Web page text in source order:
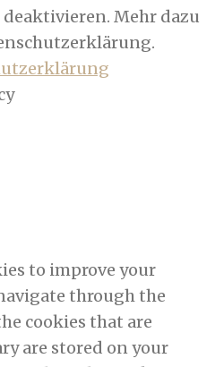
Mehr dazu
to improve your
through the
cookies that are
are stored on your